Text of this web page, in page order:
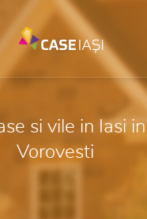
si vile in Iasi
Vorovesti